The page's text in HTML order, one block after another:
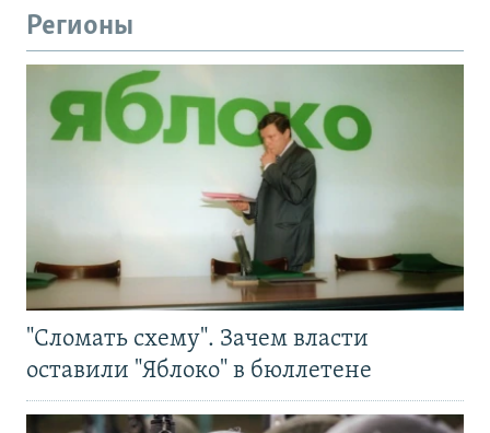
Регионы
"Сломать схему". Зачем власти
оставили "Яблоко" в бюллетене